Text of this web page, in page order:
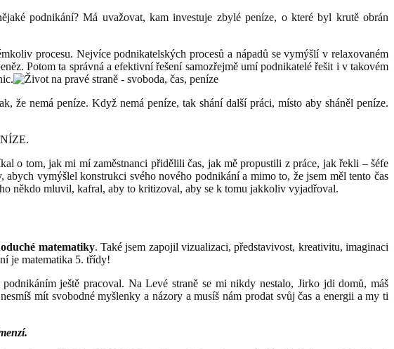
podnikání? Má uvažovat, kam investuje zbylé peníze, o které byl krutě obrán
procesu. Nejvíce podnikatelských procesů a nápadů se vymýšlí v relaxovaném
Potom ta správná a efektivní řešení samozřejmě umí podnikatelé řešit i v takovém
že nemá peníze. Když nemá peníze, tak shání další práci, místo aby sháněl peníze.
o tom, jak mi mí zaměstnanci přidělili čas, jak mě propustili z práce, jak řekli – šéfe
vymýšlel konstrukci svého nového podnikání a mimo to, že jsem měl tento čas
někdo mluvil, kafral, aby to kritizoval, aby se k tomu jakkoliv vyjadřoval.
matematiky. Také jsem zapojil vizualizaci, představivost, kreativitu, imaginaci
ještě pracoval. Na Levé straně se mi nikdy nestalo, Jirko jdi domů, máš
mít svobodné myšlenky a názory a musíš nám prodat svůj čas a energii a my ti